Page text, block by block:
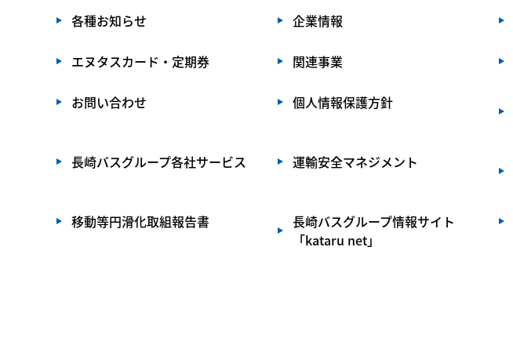
各種お知らせ 企業情報
エヌタスカード・定期券 関連事業
お問い合わせ 個人情報保護方針
長崎バスグループ各社サービス 運輸安全マネジメント
移動等円滑化取組報告書
長崎バスグループ情報サイト
「kataru net」